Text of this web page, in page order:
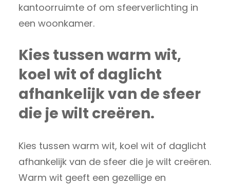
kantoorruimte of om sfeerverlichting in
een woonkamer.
Kies tussen warm wit,
koel wit of daglicht
afhankelijk van de sfeer
die je wilt creëren.
Kies tussen warm wit, koel wit of daglicht
afhankelijk van de sfeer die je wilt creëren.
Warm wit geeft een gezellige en